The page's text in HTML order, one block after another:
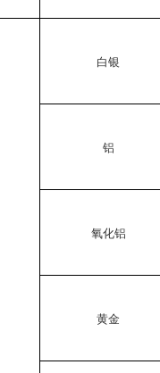
白银
铝
氧化铝
黄金